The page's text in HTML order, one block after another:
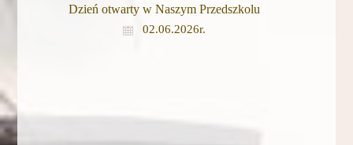
Dzień otwarty w Naszym Przedszkolu
02.06.2026r.